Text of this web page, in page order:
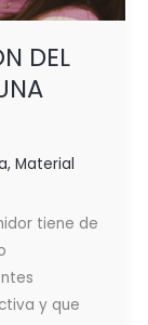
DEL
, Material
tiene de
y que